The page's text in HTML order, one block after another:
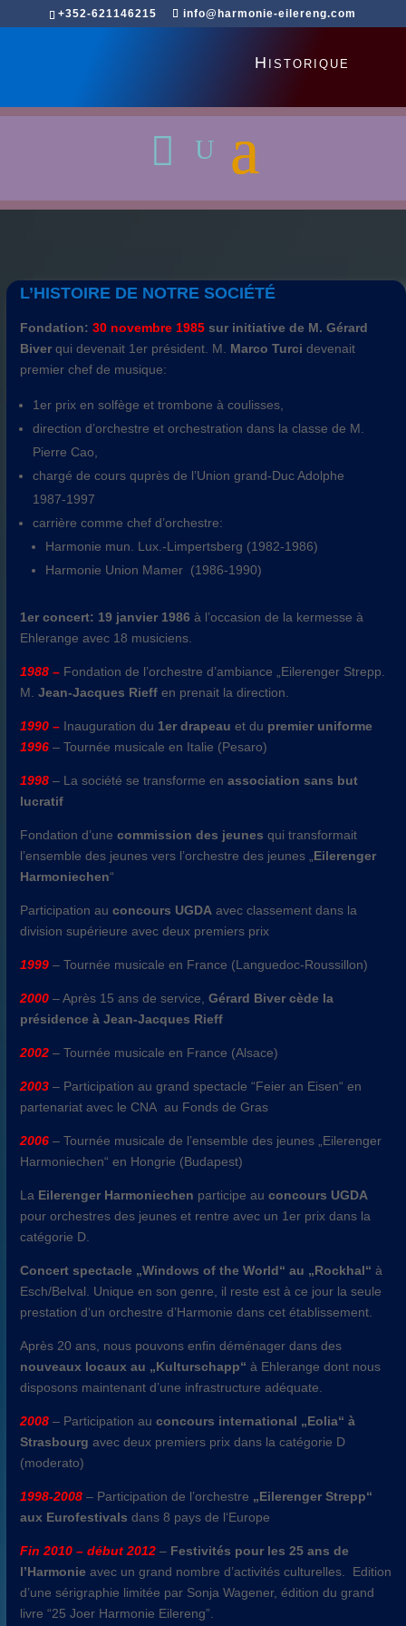
+352-621146215 info@harmonie-eilereng.com
Historique
L’HISTOIRE DE NOTRE SOCIÉTÉ
Fondation: 30 novembre 1985 sur initiative de M. Gérard
Biver qui devenait 1er président. M. Marco Turci devenait
premier chef de musique:
1er prix en solfège et trombone à coulisses,
direction d’orchestre et orchestration dans la classe de M.
Pierre Cao,
chargé de cours quprès de l’Union grand-Duc Adolphe
1987-1997
carrière comme chef d’orchestre:
Harmonie mun. Lux.-Limpertsberg (1982-1986)
Harmonie Union Mamer (1986-1990)
1er concert: 19 janvier 1986 à l’occasion de la kermesse à
Ehlerange avec 18 musiciens.
1988 – Fondation de l’orchestre d’ambiance „Eilerenger Strepp.
M. Jean-Jacques Rieff en prenait la direction.
1990 – Inauguration du 1er drapeau et du premier uniforme
1996 – Tournée musicale en Italie (Pesaro)
1998 – La société se transforme en association sans but
lucratif
Fondation d’une commission des jeunes qui transformait
l’ensemble des jeunes vers l’orchestre des jeunes „ Eilerenger
Harmoniechen“
Participation au concours UGDA avec classement dans la
division supérieure avec deux premiers prix
1999 – Tournée musicale en France (Languedoc-Roussillon)
2000 – Après 15 ans de service, Gérard Biver cède la
présidence à Jean-Jacques Rieff
2002 – Tournée musicale en France (Alsace)
2003 – Participation au grand spectacle “Feier an Eisen“ en
partenariat avec le CNA au Fonds de Gras
2006 – Tournée musicale de l’ensemble des jeunes „Eilerenger
Harmoniechen“ en Hongrie (Budapest)
La Eilerenger Harmoniechen participe au concours UGDA
pour orchestres des jeunes et rentre avec un 1er prix dans la
catégorie D.
Concert spectacle „Windows of the World“ au „Rockhal“ à
Esch/Belval. Unique en son genre, il reste est à ce jour la seule
prestation d‘un orchestre d’Harmonie dans cet établissement.
Après 20 ans, nous pouvons enfin déménager dans des
nouveaux locaux au „Kulturschapp“ à Ehlerange dont nous
disposons maintenant d’une infrastructure adéquate.
2008 – Participation au concours international „Eolia“ à
Strasbourg avec deux premiers prix dans la catégorie D
(moderato)
1998-2008 – Participation de l’orchestre „Eilerenger Strepp“
aux Eurofestivals dans 8 pays de l‘Europe
Fin 2010 – début 2012 – Festivités pour les 25 ans de
l’Harmonie avec un grand nombre d’activités culturelles. Edition
d’une sérigraphie limitée par Sonja Wagener, édition du grand
livre “25 Joer Harmonie Eilereng”.